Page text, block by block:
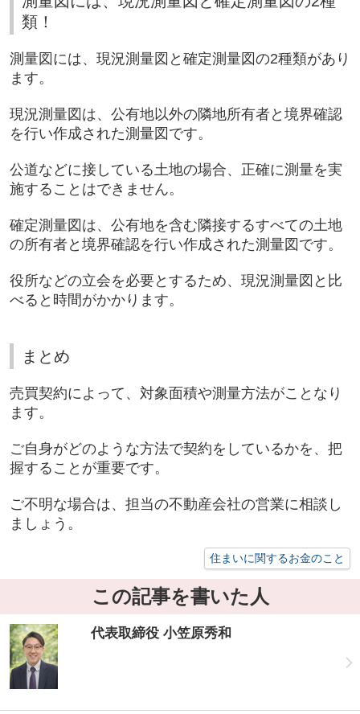
類！
測量図には、現況測量図と確定測量図の2種類があり
ます。
現況測量図は、公有地以外の隣地所有者と境界確認
を行い作成された測量図です。
公道などに接している土地の場合、正確に測量を実
施することはできません。
確定測量図は、公有地を含む隣接するすべての土地
の所有者と境界確認を行い作成された測量図です。
役所などの立会を必要とするため、現況測量図と比
べると時間がかかります。
まとめ
売買契約によって、対象面積や測量方法がことなり
ます。
ご自身がどのような方法で契約をしているかを、把
握することが重要です。
ご不明な場合は、担当の不動産会社の営業に相談し
ましょう。
住まいに関するお金のこと
この記事を書いた人
代表取締役 小笠原秀和